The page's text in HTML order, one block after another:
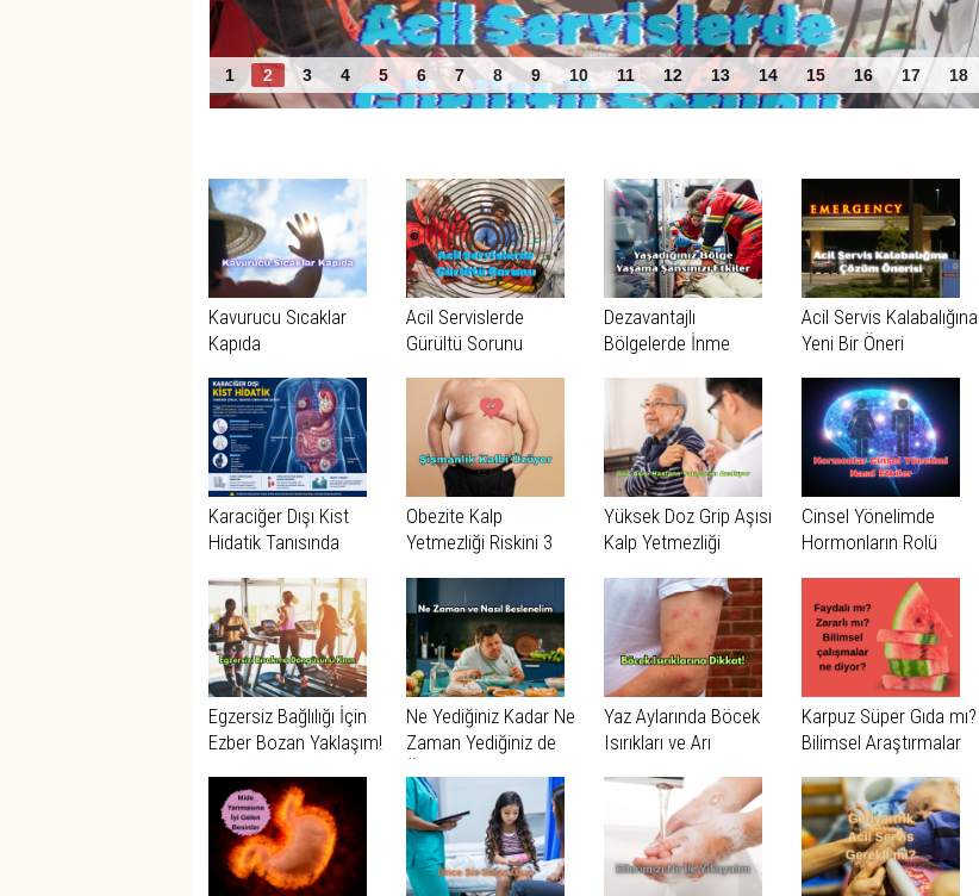
1 2 3 4 5 6 7 8 9 10 11 12 13 14 15 16 17 18
Acil Servislerde Gürültü Sorunu
Kavurucu Sıcaklar
Kapıda
Acil Servislerde
Gürültü Sorunu
Dezavantajlı
Bölgelerde İnme
Tanınıyor
Acil Servis Kalabalığına
Yeni Bir Öneri
Karaciğer Dışı Kist
Hidatik Tanısında
Üniversitesi’nden
Dikkat Çeken
Araştırma
Obezite Kalp
Yetmezliği Riskini 3
Artırabiliyor
Yüksek Doz Grip Aşısı
Kalp Yetmezliği
Yatışlarını Azaltabilir
Cinsel Yönelimde
Hormonların Rolü
Egzersiz Bağlılığı İçin
Ezber Bozan Yaklaşım!
Ne Yediğiniz Kadar Ne
Zaman Yediğiniz de
Yaz Aylarında Böcek
Isırıkları ve Arı
Karpuz Süper Gıda mı?
Bilimsel Araştırmalar